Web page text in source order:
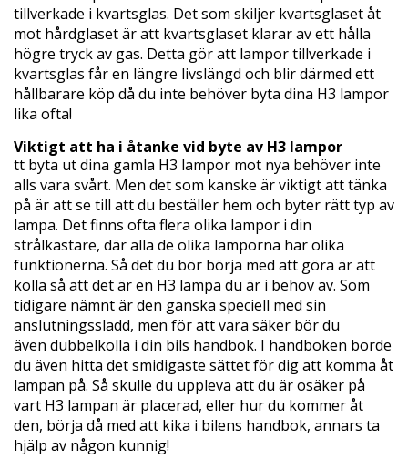
tillverkade i kvartsglas. Det som skiljer kvartsglaset åt
mot hårdglaset är att kvartsglaset klarar av ett hålla
högre tryck av gas. Detta gör att lampor tillverkade i
kvartsglas får en längre livslängd och blir därmed ett
hållbarare köp då du inte behöver byta dina H3 lampor
lika ofta!
Viktigt att ha i åtanke vid byte av H3 lampor
tt byta ut dina gamla H3 lampor mot nya behöver inte
alls vara svårt. Men det som kanske är viktigt att tänka
på är att se till att du beställer hem och byter rätt typ av
lampa. Det finns ofta flera olika lampor i din
strålkastare, där alla de olika lamporna har olika
funktionerna. Så det du bör börja med att göra är att
kolla så att det är en H3 lampa du är i behov av. Som
tidigare nämnt är den ganska speciell med sin
anslutningssladd, men för att vara säker bör du
även dubbelkolla i din bils handbok. I handboken borde
du även hitta det smidigaste sättet för dig att komma åt
lampan på. Så skulle du uppleva att du är osäker på
vart H3 lampan är placerad, eller hur du kommer åt
den, börja då med att kika i bilens handbok, annars ta
hjälp av någon kunnig!